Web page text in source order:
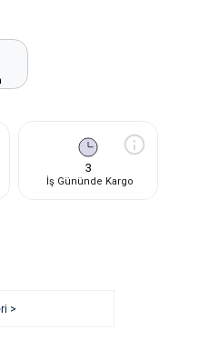
3
İş Gününde Kargo
>